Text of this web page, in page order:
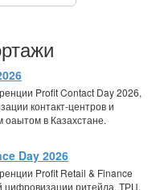
Profit Contact Day 2026,
контакт-центров и
оаытом в Казахстане.
Day 2026
Profit Retail & Finance
цифровизации ритейла, ТРЦ,